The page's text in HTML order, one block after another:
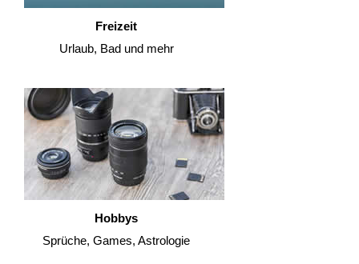
Freizeit
Urlaub, Bad und mehr
Hobbys
Sprüche, Games, Astrologie